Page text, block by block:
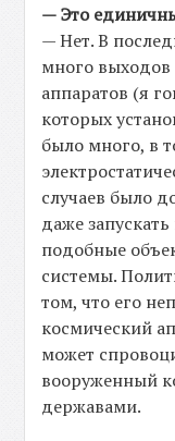
— Это
— Нет. В
много выходов
аппаратов (я
которых
было много, в
случаев было
даже
подобные
системы.
том, что его
космический
может
вооруженный
державами.